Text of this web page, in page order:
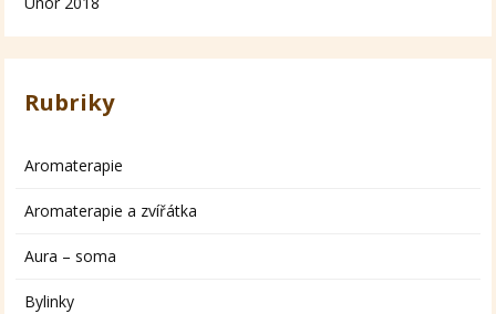
Rubriky
Aromaterapie
Aromaterapie a zvířátka
Aura – soma
Bylinky